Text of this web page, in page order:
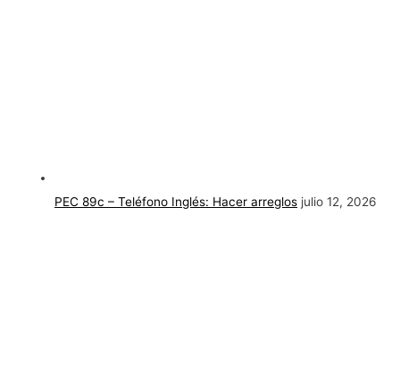
PEC 89c – Teléfono Inglés: Hacer arreglos julio 12, 2026